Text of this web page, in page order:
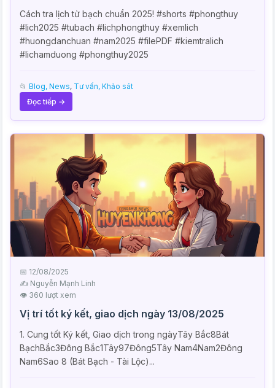
Cách tra lịch tử bạch chuẩn 2025! #shorts #phongthuy
#lich2025 #tubach #lichphongthuy #xemlich
#huongdanchuan #nam2025 #filePDF #kiemtralich
#lichamduong #phongthuy2025
📂 Blog, News, Tư vấn, Khảo sát
Đọc tiếp →
📅 12/08/2025
✍️ Nguyễn Mạnh Linh
👁 360 lượt xem
Vị trí tốt ký kết, giao dịch ngày 13/08/2025
1. Cung tốt Ký kết, Giao dịch trong ngàyTây Bắc8Bát
BạchBắc3Đông Bắc1Tây97Đông5Tây Nam4Nam2Đông
Nam6Sao 8 (Bát Bạch - Tài Lộc)...